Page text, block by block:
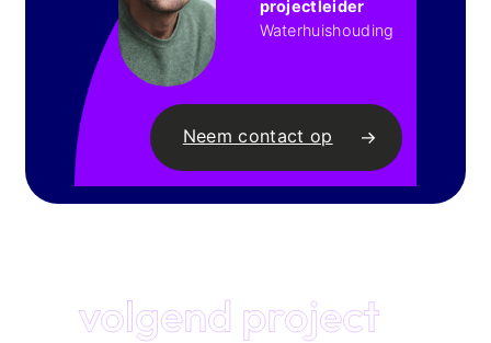
projectleider
Waterhuishouding
Neem contact op